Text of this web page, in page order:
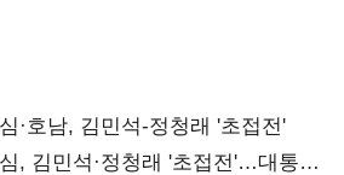
·호남, 김민석-정청래 '초접전'
, 김민석·정청래 '초접전'…대통령